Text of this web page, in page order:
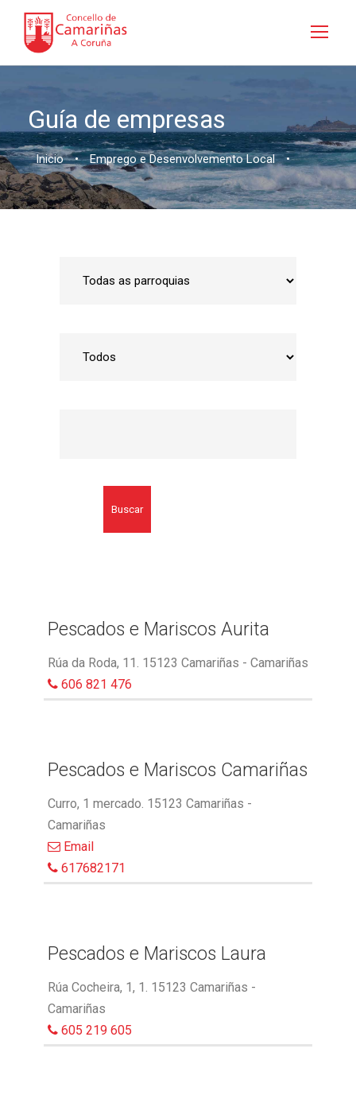
Guía de empresas
Inicio • Emprego e Desenvolvemento Local •
Buscar
Pescados e Mariscos Aurita
Rúa da Roda, 11. 15123 Camariñas - Camariñas
606 821 476
Pescados e Mariscos Camariñas
Curro, 1 mercado. 15123 Camariñas -
Camariñas
Email
617682171
Pescados e Mariscos Laura
Rúa Cocheira, 1, 1. 15123 Camariñas -
Camariñas
605 219 605